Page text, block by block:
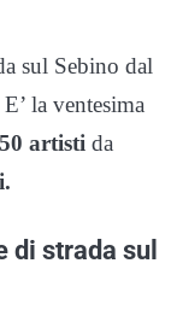
sul Sebino dal
la ventesima
artisti da
di strada sul